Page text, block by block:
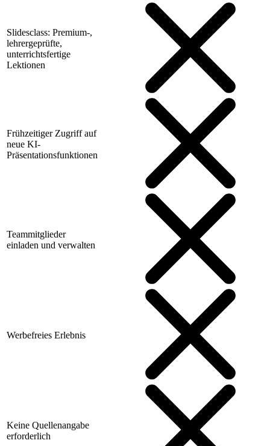
Slidesclass: Premium-,
lehrergeprüfte,
unterrichtsfertige
Lektionen
Frühzeitiger Zugriff auf
neue KI-
Präsentationsfunktionen
Teammitglieder
einladen und verwalten
Werbefreies Erlebnis
Keine Quellenangabe
erforderlich